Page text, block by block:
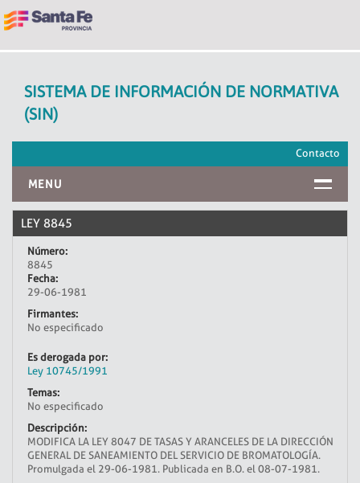
SISTEMA DE INFORMACIÓN DE NORMATIVA
(SIN)
Contacto
MENU
INICIO
LEY 8845
Número:
8845
Fecha:
29-06-1981
Firmantes:
No especificado
Es derogada por:
Ley 10745/1991
Temas:
No especificado
Descripción:
MODIFICA LA LEY 8047 DE TASAS Y ARANCELES DE LA DIRECCIÓN
GENERAL DE SANEAMIENTO DEL SERVICIO DE BROMATOLOGÍA.
Promulgada el 29-06-1981. Publicada en B.O. el 08-07-1981.